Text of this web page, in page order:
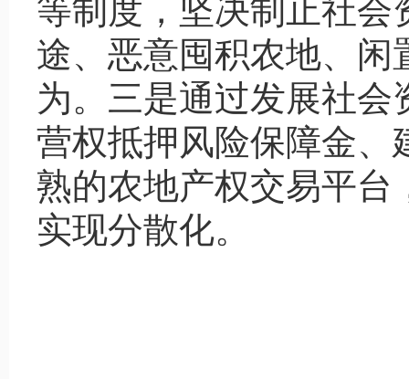
等制度，坚决制止社会
途、恶意囤积农地、闲
为。三是通过发展社
营权抵押风险保障金、
熟的农地产权交易平台
实现分散化。